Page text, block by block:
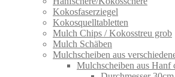
Kokosfaserziegel
Kokosquelltabletten
Mulch Chips / Kokosstreu grob
Mulch Schäben
Mulchscheiben aus
Mulchscheiben aus Hanf